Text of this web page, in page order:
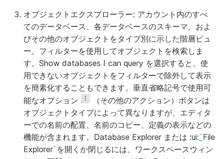
オブジェクトエクスプローラー: アカウント内のすべ
てのデータベース、各データベースのスキーマ、およ
びその他のオブジェクトをタイプ別に示した階層ビュ
ー。フィルターを使用してオブジェクトを検索しま
す。 Show databases I can query を選択すると、使
用できないオブジェクトをフィルターで除外して表示
を簡素化することもできます。垂直省略記号で使用可
能なオプション
（その他のアクション）ボタンは
オブジェクトタイプによって異なりますが、エディタ
ーでの名前の配置、名前のコピー、定義の表示などの
機能が含まれます。 Database Explorer または :ui:`File
Explorer`を開くか閉じるには、ワークスペースウィン